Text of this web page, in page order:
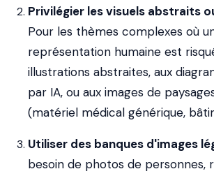
Privilégier les visuels abstraits
Pour les thèmes complexes où
représentation humaine est
illustrations abstraites, aux
par IA, ou aux images de
(matériel médical générique,
Utiliser des banques d'images
besoin de photos de personnes,